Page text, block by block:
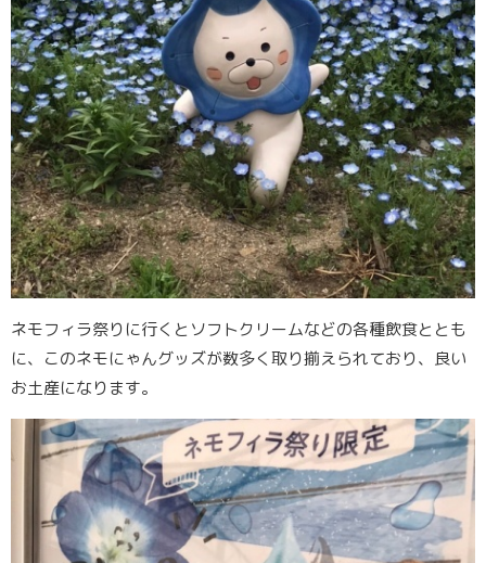
ネモフィラ祭りに行くとソフトクリームなどの各種飲食ととも
に、このネモにゃんグッズが数多く取り揃えられており、良い
お土産になります。